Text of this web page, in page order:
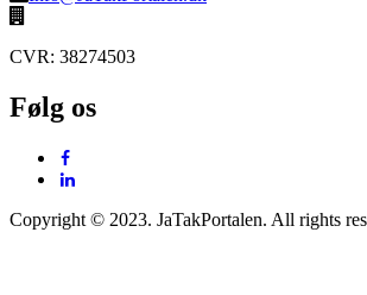
CVR: 38274503
Følg os
Copyright © 2023. JaTakPortalen. All rights